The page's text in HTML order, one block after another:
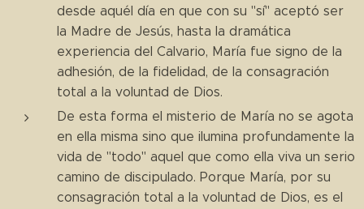
desde aquél día en que con su "sí" aceptó ser
la Madre de Jesús, hasta la dramática
experiencia del Calvario, María fue signo de la
adhesión, de la fidelidad, de la consagración
total a la voluntad de Dios.
De esta forma el misterio de María no se agota
en ella misma sino que ilumina profundamente la
vida de "todo" aquel que como ella viva un serio
camino de discipulado. Porque María, por su
consagración total a la voluntad de Dios, es el